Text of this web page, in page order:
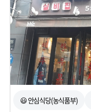
😃 안심식당(농식품부)